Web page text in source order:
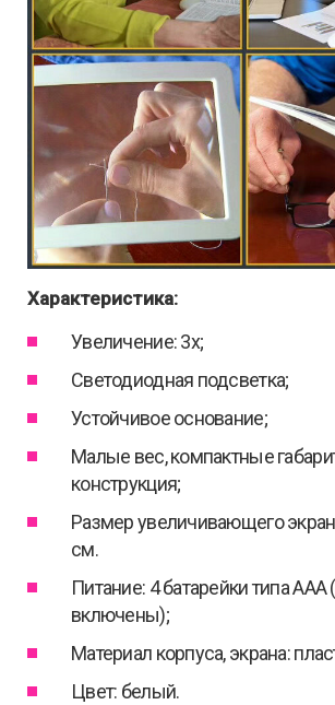
Характеристика:
Увеличение: 3x;
Светодиодная подсветка;
Устойчивое основание;
Малые вес, компактные
конструкция;
Размер увеличивающего
см.
Питание: 4 батарейки типа ААА
включены);
Материал корпуса, экрана:
Цвет: белый.